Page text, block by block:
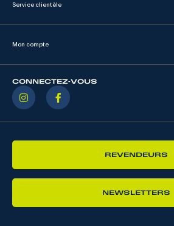
Service clientèle
Mon compte
CONNECTEZ-VOUS
REVENDEURS
NEWSLETTERS